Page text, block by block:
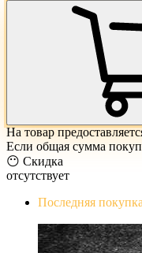
На товар
Если общая сумма
😶 Скидка
отсутствует
Последняя покупка